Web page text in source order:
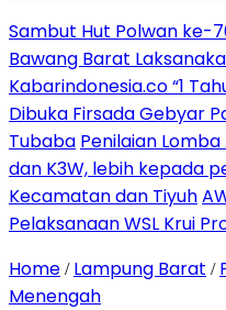
Sambut Hut Polwan ke-
Bawang Barat
Kabarindonesia.co “1
Dibuka Firsada Gebyar
Tubaba Penilaian Lomba
dan K3W, lebih kepada
Kecamatan dan Tiyuh
Pelaksanaan WSL Krui
Home / Lampung Barat /
Menengah